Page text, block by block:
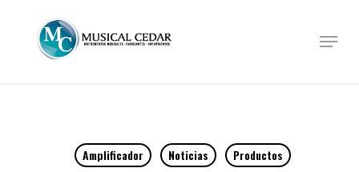
Menu
Amplificador Noticias Productos
Close